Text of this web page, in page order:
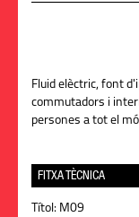
Fluid elèctric, font
commutadors i
persones a tot el
FITXA TÈCNICA
Títol: M09